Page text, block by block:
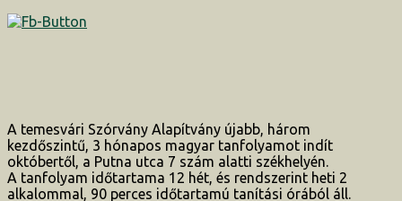
A temesvári Szórvány Alapítvány újabb, három
kezdőszintű, 3 hónapos magyar tanfolyamot indít
októbertől, a Putna utca 7 szám alatti székhelyén.
A tanfolyam időtartama 12 hét, és rendszerint heti 2
alkalommal, 90 perces időtartamú tanítási órából áll.